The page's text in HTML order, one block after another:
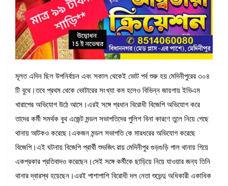
মূলত এদিন ছিল উপনির্বাচন এবং সকাল থেকেই ভোট পর্ব শুরু হয় মেদিনীপুরের ৩০৪
টি বুথে।তবে প্রথম থেকে ভোটারের সংখ্যা কম হলেও বিভিন্ন জায়গায় ইভিএম
খারাপের অভিযোগ উঠে আসে।এরই সঙ্গে প্রধান বিরোধী বিজেপি অভিযোগ করে
তাদের কর্মী সমর্থক বুথ এজেন্ট মন্ডল সভাপতিদের পুলিশ বিনা কারণে তুলে নিয়ে গেছে
থানায় আটকও করেছে।একজন মন্ডল সভাপতি কে মারধরের অভিযোগ করেছে
বিজেপি।এই ঘটনায় বিজেপি প্রার্থী শুভজিৎ রায় মেদিনীপুর গুড়গুড়ি পাল থানায় গিয়ে
একপ্রকার প্রতিবাদও করেছেন।সেই সঙ্গে কর্মীকে ছাড়িয়ে নিয়ে যাওয়ার জন্য তিনি
থানার দ্বারস্থ হয়েছেন।এরই পাশাপাশি বিরোধী দল নেতা শুভেন্দু অধিকারী একাধিক